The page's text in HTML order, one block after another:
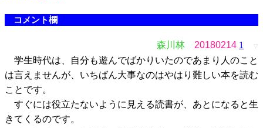
コメント欄
森川林 20180214 1 ▽
学生時代は、自分も遊んでばかりいたのであまり人のこと
は言えませんが、いちばん大事なのはやはり難しい本を読む
ことです。
すぐには役立たないように見える読書が、あとになると生
きてくるのです。